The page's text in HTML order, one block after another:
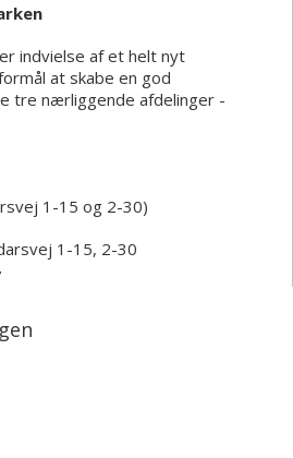
indvielse af et helt nyt
at skabe en god
tre nærliggende afdelinger -
1-15 og 2-30)
1-15, 2-30